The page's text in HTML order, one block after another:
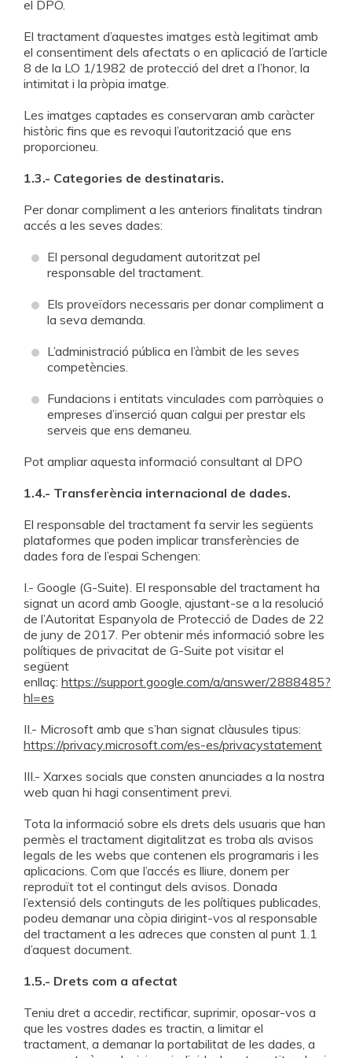
el DPO.
El tractament d’aquestes imatges està legitimat amb
el consentiment dels afectats o en aplicació de l’article
8 de la LO 1/1982 de protecció del dret a l’honor, la
intimitat i la pròpia imatge.
Les imatges captades es conservaran amb caràcter
històric fins que es revoqui l’autorització que ens
proporcioneu.
1.3.- Categories de destinataris.
Per donar compliment a les anteriors finalitats tindran
accés a les seves dades:
El personal degudament autoritzat pel
responsable del tractament.
Els proveïdors necessaris per donar compliment a
la seva demanda.
L’administració pública en l’àmbit de les seves
competències.
Fundacions i entitats vinculades com parròquies o
empreses d’inserció quan calgui per prestar els
serveis que ens demaneu.
Pot ampliar aquesta informació consultant al DPO
1.4.- Transferència internacional de dades.
El responsable del tractament fa servir les següents
plataformes que poden implicar transferències de
dades fora de l’espai Schengen:
I.- Google (G-Suite). El responsable del tractament ha
signat un acord amb Google, ajustant-se a la resolució
de l’Autoritat Espanyola de Protecció de Dades de 22
de juny de 2017. Per obtenir més informació sobre les
polítiques de privacitat de G-Suite pot visitar el
següent
enllaç: https://support.google.com/a/answer/2888485?
hl=es
II.- Microsoft amb que s’han signat clàusules tipus:
https://privacy.microsoft.com/es-es/privacystatement
III.- Xarxes socials que consten anunciades a la nostra
web quan hi hagi consentiment previ.
Tota la informació sobre els drets dels usuaris que han
permès el tractament digitalitzat es troba als avisos
legals de les webs que contenen els programaris i les
aplicacions. Com que l’accés es lliure, donem per
reproduït tot el contingut dels avisos. Donada
l’extensió dels continguts de les polítiques publicades,
podeu demanar una còpia dirigint-vos al responsable
del tractament a les adreces que consten al punt 1.1
d’aquest document.
1.5.- Drets com a afectat
Teniu dret a accedir, rectificar, suprimir, oposar-vos a
que les vostres dades es tractin, a limitar el
tractament, a demanar la portabilitat de les dades, a